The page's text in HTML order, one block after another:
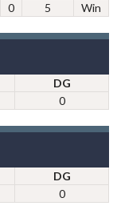
0 5 Win
DG
0
DG
0